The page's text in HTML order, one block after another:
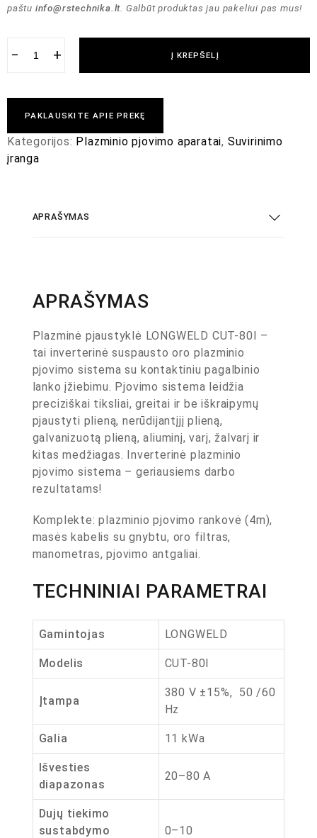
paštu info@rstechnika.lt . Galbūt produktas jau pakeliui pas mus!
− + Į KREPŠELĮ
PAKLAUSKITE APIE PREKĘ
Kategorijos: Plazminio pjovimo aparatai, Suvirinimo
įranga
APRAŠYMAS
APRAŠYMAS
Plazminė pjaustyklė LONGWELD CUT-80I –
tai inverterinė suspausto oro plazminio
pjovimo sistema su kontaktiniu pagalbinio
lanko įžiebimu. Pjovimo sistema leidžia
preciziškai tiksliai, greitai ir be iškraipymų
pjaustyti plieną, nerūdijantįjį plieną,
galvanizuotą plieną, aliuminį, varį, žalvarį ir
kitas medžiagas. Inverterinė plazminio
pjovimo sistema – geriausiems darbo
rezultatams!
Komplekte: plazminio pjovimo rankovė (4m),
masės kabelis su gnybtu, oro filtras,
manometras, pjovimo antgaliai.
TECHNINIAI PARAMETRAI
Gamintojas LONGWELD
Modelis CUT-80I
Įtampa
380 V ±15%, 50 /60
Hz
Galia 11 kWa
Išvesties
diapazonas
20–80 A
Dujų tiekimo
sustabdymo
0–10